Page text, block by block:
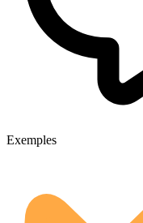
Exemples